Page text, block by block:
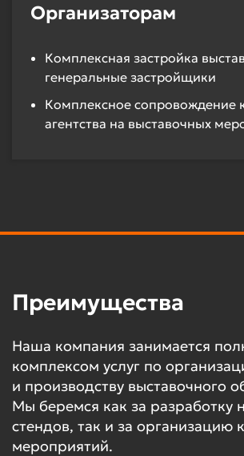
Организаторам
Комплексная застройка
генеральные застройщики
Комплексное сопровождение
агентства на выставочных
Преимущества
Наша компания занимается
комплексом услуг по
и производству выставочного
Мы беремся как за разработку
стендов, так и за организацию
мероприятий.